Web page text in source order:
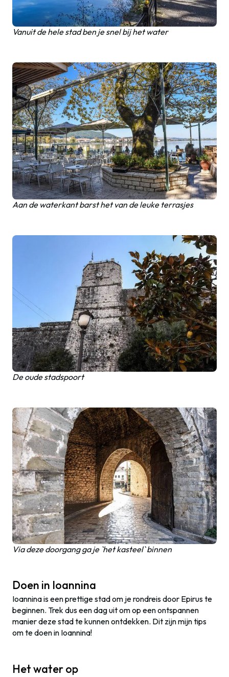
Vanuit de hele stad ben je snel bij het water
Aan de waterkant barst het van de leuke terrasjes
De oude stadspoort
Via deze doorgang ga je `het kasteel` binnen
Doen in Ioannina
Ioannina is een prettige stad om je rondreis door Epirus te
beginnen. Trek dus een dag uit om op een ontspannen
manier deze stad te kunnen ontdekken. Dit zijn mijn tips
om te doen in Ioannina!
Het water op